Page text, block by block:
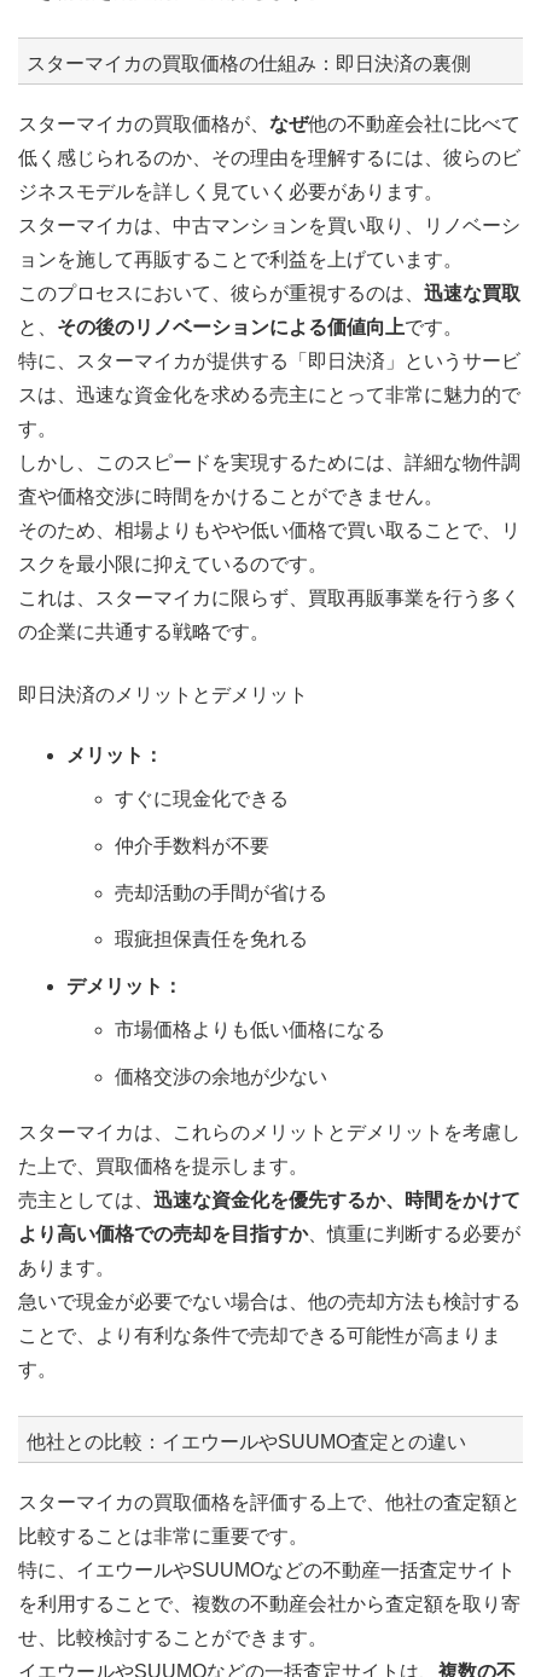
スターマイカの買取価格の仕組み：即日決済の裏側
スターマイカの買取価格が、 なぜ他の不動産会社に比べて
低く感じられるのか、その理由を理解するには、彼らのビ
ジネスモデルを詳しく見ていく必要があります。
スターマイカは、中古マンションを買い取り、リノベーシ
ョンを施して再販することで利益を上げています。
このプロセスにおいて、彼らが重視するのは、 迅速な買取
と、 その後のリノベーションによる価値向上です。
特に、スターマイカが提供する「即日決済」というサービ
スは、迅速な資金化を求める売主にとって非常に魅力的で
す。
しかし、このスピードを実現するためには、詳細な物件調
査や価格交渉に時間をかけることができません。
そのため、相場よりもやや低い価格で買い取ることで、リ
スクを最小限に抑えているのです。
これは、スターマイカに限らず、買取再販事業を行う多く
の企業に共通する戦略です。
即日決済のメリットとデメリット
メリット：
すぐに現金化できる
仲介手数料が不要
売却活動の手間が省ける
瑕疵担保責任を免れる
デメリット：
市場価格よりも低い価格になる
価格交渉の余地が少ない
スターマイカは、これらのメリットとデメリットを考慮し
た上で、買取価格を提示します。
売主としては、 迅速な資金化を優先するか、時間をかけて
より高い価格での売却を目指すか、慎重に判断する必要が
あります。
急いで現金が必要でない場合は、他の売却方法も検討する
ことで、より有利な条件で売却できる可能性が高まりま
す。
他社との比較：イエウールやSUUMO査定との違い
スターマイカの買取価格を評価する上で、他社の査定額と
比較することは非常に重要です。
特に、イエウールやSUUMOなどの不動産一括査定サイト
を利用することで、複数の不動産会社から査定額を取り寄
せ、比較検討することができます。
イエウールやSUUMOなどの一括査定サイトは、 複数の不